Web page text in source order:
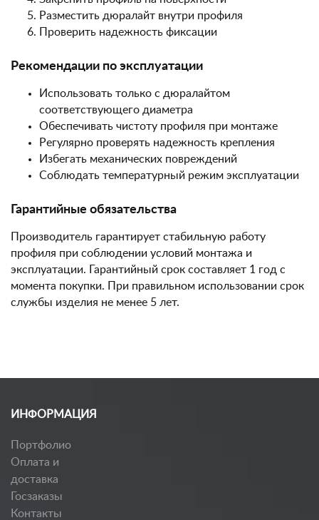
Разместить дюралайт внутри профиля
Проверить надежность фиксации
Рекомендации по эксплуатации
Использовать только с дюралайтом
соответствующего диаметра
Обеспечивать чистоту профиля при монтаже
Регулярно проверять надежность крепления
Избегать механических повреждений
Соблюдать температурный режим эксплуатации
Гарантийные обязательства
Производитель гарантирует стабильную работу
профиля при соблюдении условий монтажа и
эксплуатации. Гарантийный срок составляет 1 год с
момента покупки. При правильном использовании срок
службы изделия не менее 5 лет.
ИНФОРМАЦИЯ
Портфолио
Оплата и
доставка
Госзаказы
Контакты